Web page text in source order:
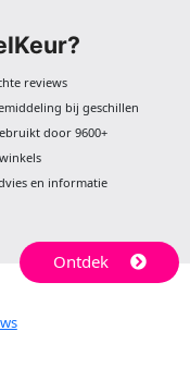
reviews
bij geschillen
door 9600+
en informatie
Ontdek